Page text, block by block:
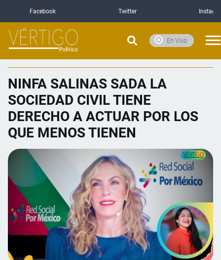
Facebook Twitter
En Vivo
NINFA SALINAS SADA LA
SOCIEDAD CIVIL TIENE
DERECHO A ACTUAR POR LOS
QUE MENOS TIENEN